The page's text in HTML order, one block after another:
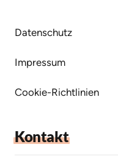
Datenschutz
Impressum
Cookie-Richtlinien
Kontakt